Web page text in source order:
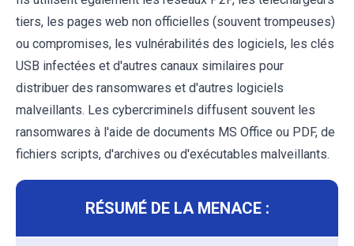
tiers, les pages web non officielles (souvent trompeuses)
ou compromises, les vulnérabilités des logiciels, les clés
USB infectées et d'autres canaux similaires pour
distribuer des ransomwares et d'autres logiciels
malveillants. Les cybercriminels diffusent souvent les
ransomwares à l'aide de documents MS Office ou PDF, de
fichiers scripts, d'archives ou d'exécutables malveillants.
RÉSUMÉ DE LA MENACE :